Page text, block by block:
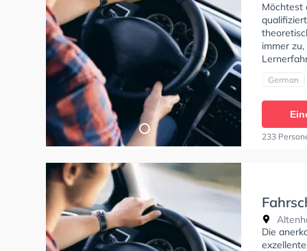
Möchtest
immer
German
233
Die